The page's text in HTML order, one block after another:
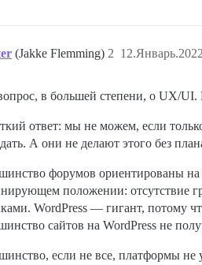
(Jakke Flemming) 2
в большей степени, о UX/
ответ: мы не можем, если
А они не делают этого без
форумов ориентированы на
положении: отсутствие
WordPress — гигант, потому
сайтов на WordPress не
если не все, платформы не